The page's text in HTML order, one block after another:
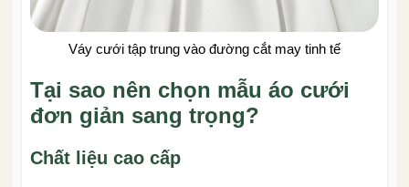
Váy cưới tập trung vào đường cắt may tinh tế
Tại sao nên chọn mẫu áo cưới
đơn giản sang trọng?
Chất liệu cao cấp